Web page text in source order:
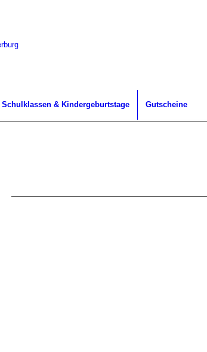
Schulklassen & Kindergeburtstage Gutscheine